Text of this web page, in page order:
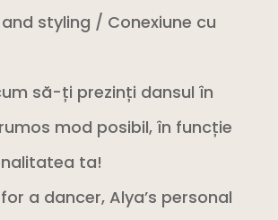
styling / Conexiune cu
să-ți prezinți dansul în
mod posibil, în funcție
ta!
a dancer, Alya’s personal